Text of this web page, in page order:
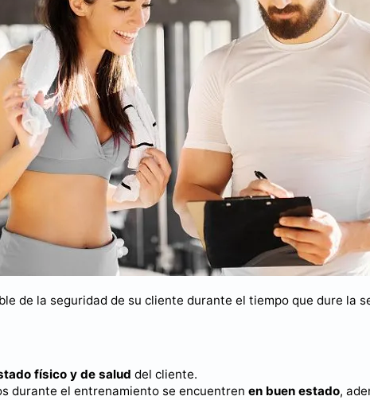
de la seguridad de su cliente durante el tiempo que dure la
físico y de salud del cliente.
durante el entrenamiento se encuentren en buen estado,